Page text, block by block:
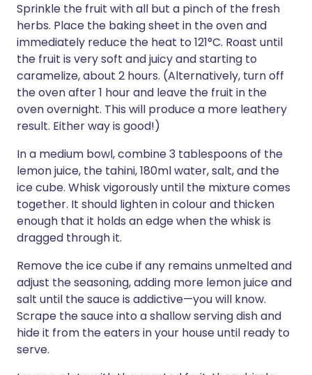
Sprinkle the fruit with all but a pinch of the fresh
herbs. Place the baking sheet in the oven and
immediately reduce the heat to 121°C. Roast until
the fruit is very soft and juicy and starting to
caramelize, about 2 hours. (Alternatively, turn off
the oven after 1 hour and leave the fruit in the
oven overnight. This will produce a more leathery
result. Either way is good!)
In a medium bowl, combine 3 tablespoons of the
lemon juice, the tahini, 180ml water, salt, and the
ice cube. Whisk vigorously until the mixture comes
together. It should lighten in colour and thicken
enough that it holds an edge when the whisk is
dragged through it.
Remove the ice cube if any remains unmelted and
adjust the seasoning, adding more lemon juice and
salt until the sauce is addictive—you will know.
Scrape the sauce into a shallow serving dish and
hide it from the eaters in your house until ready to
serve.